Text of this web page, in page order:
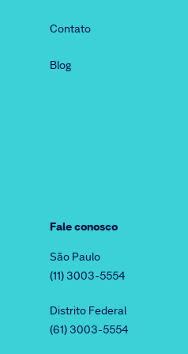
Contato
Blog
Fale conosco
São Paulo
(11) 3003-5554
Distrito Federal
(61) 3003-5554